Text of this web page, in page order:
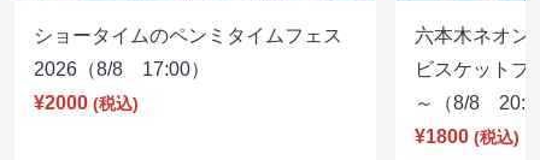
ショータイムのペンミタイムフェス
2026（8/8 17:00）
¥2000 (税込)
六本木ネオン
ビスケットブ
～（8/8
¥1800 (税込)